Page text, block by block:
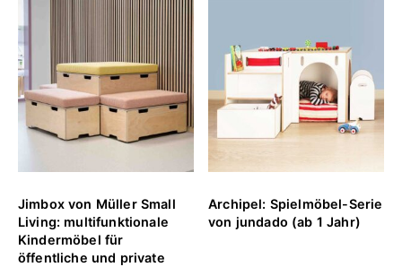
Jimbox von Müller Small
Living: multifunktionale
Kindermöbel für
öffentliche und private
Archipel: Spielmöbel-Serie
von jundado (ab 1 Jahr)